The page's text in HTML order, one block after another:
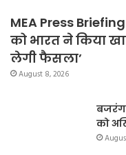
MEA Press
को भारत ने किया
लेगी फैसला’
August 8, 2026
बजरंग
को